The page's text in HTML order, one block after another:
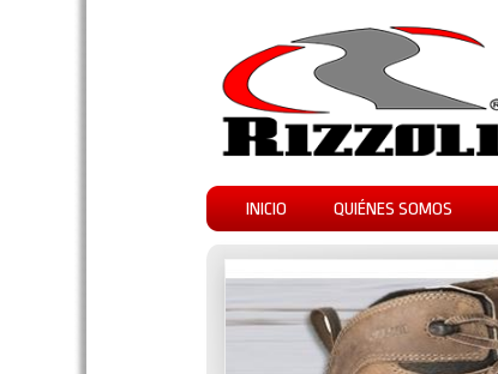
INICIO QUIÉNES SOMOS